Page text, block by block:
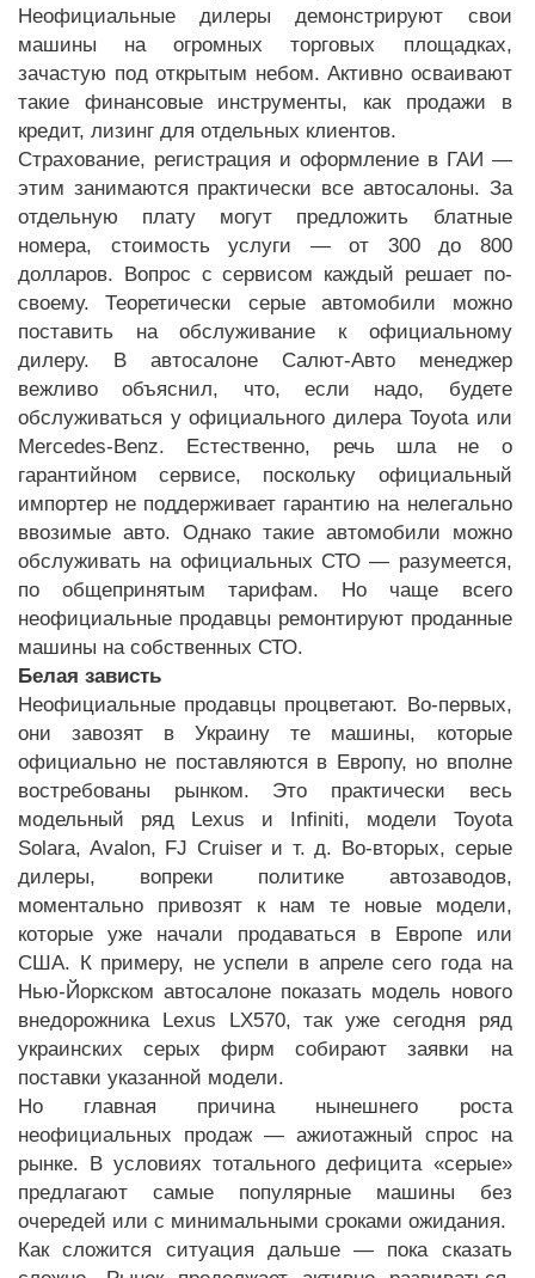
Неофициальные дилеры демонстрируют свои
машины на огромных торговых площадках,
зачастую под открытым небом. Активно осваивают
такие финансовые инструменты, как продажи в
кредит, лизинг для отдельных клиентов.
Страхование, регистрация и оформление в ГАИ —
этим занимаются практически все автосалоны. За
отдельную плату могут предложить блатные
номера, стоимость услуги — от 300 до 800
долларов. Вопрос с сервисом каждый решает по-
своему. Теоретически серые автомобили можно
поставить на обслуживание к официальному
дилеру. В автосалоне Салют-Авто менеджер
вежливо объяснил, что, если надо, будете
обслуживаться у официального дилера Toyota или
Mercedes-Benz. Естественно, речь шла не о
гарантийном сервисе, поскольку официальный
импортер не поддерживает гарантию на нелегально
ввозимые авто. Однако такие автомобили можно
обслуживать на официальных СТО — разумеется,
по общепринятым тарифам. Но чаще всего
неофициальные продавцы ремонтируют проданные
машины на собственных СТО.
Белая зависть
Неофициальные продавцы процветают. Во-первых,
они завозят в Украину те машины, которые
официально не поставляются в Европу, но вполне
востребованы рынком. Это практически весь
модельный ряд Lexus и Infiniti, модели Toyota
Solara, Avalon, FJ Cruiser и т. д. Во-вторых, серые
дилеры, вопреки политике автозаводов,
моментально привозят к нам те новые модели,
которые уже начали продаваться в Европе или
США. К примеру, не успели в апреле сего года на
Нью-Йоркском автосалоне показать модель нового
внедорожника Lexus LX570, так уже сегодня ряд
украинских серых фирм собирают заявки на
поставки указанной модели.
Но главная причина нынешнего роста
неофициальных продаж — ажиотажный спрос на
рынке. В условиях тотального дефицита «серые»
предлагают самые популярные машины без
очередей или с минимальными сроками ожидания.
Как сложится ситуация дальше — пока сказать